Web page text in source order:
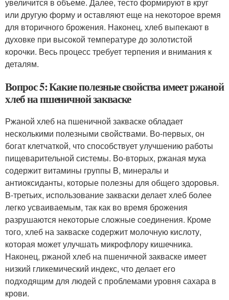
увеличится в объеме. Далее, тесто формируют в круг
или другую форму и оставляют еще на некоторое время
для вторичного брожения. Наконец, хлеб выпекают в
духовке при высокой температуре до золотистой
корочки. Весь процесс требует терпения и внимания к
деталям.
Вопрос 5: Какие полезные свойства имеет ржаной
хлеб на пшеничной закваске
Ржаной хлеб на пшеничной закваске обладает
несколькими полезными свойствами. Во-первых, он
богат клетчаткой, что способствует улучшению работы
пищеварительной системы. Во-вторых, ржаная мука
содержит витамины группы B, минералы и
антиоксиданты, которые полезны для общего здоровья.
В-третьих, использование закваски делает хлеб более
легко усваиваемым, так как во время брожения
разрушаются некоторые сложные соединения. Кроме
того, хлеб на закваске содержит молочную кислоту,
которая может улучшать микрофлору кишечника.
Наконец, ржаной хлеб на пшеничной закваске имеет
низкий гликемический индекс, что делает его
подходящим для людей с проблемами уровня сахара в
крови.